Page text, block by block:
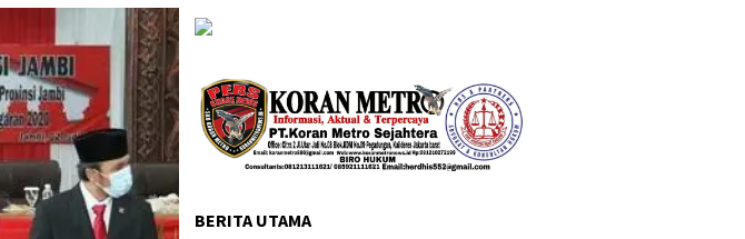
BERITA UTAMA